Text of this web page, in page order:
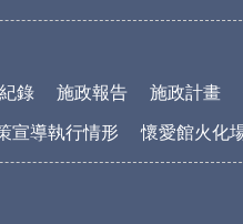
錄 施政報告 施政計畫
宣導執行情形 懷愛館火化